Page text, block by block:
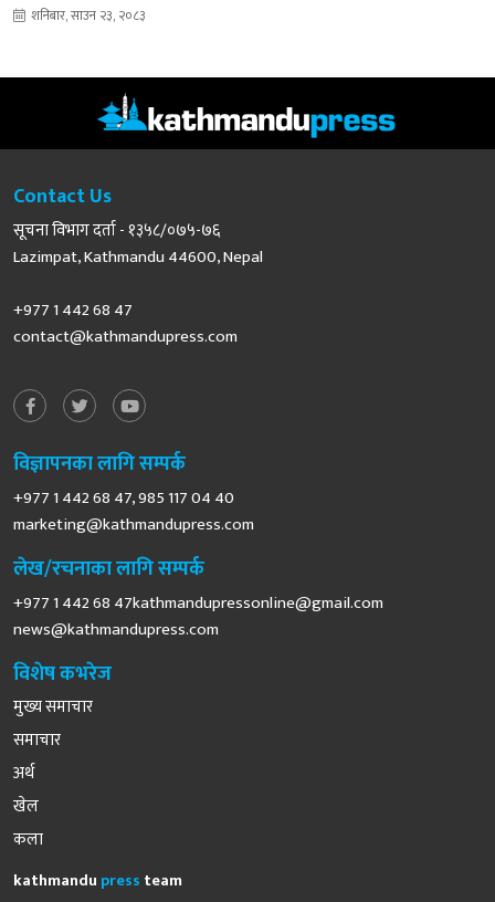
शनिबार, साउन २३, २०८३
Contact Us
सूचना विभाग दर्ता - १३५८/०७५-७६
Lazimpat, Kathmandu 44600, Nepal
+977 1 442 68 47
contact@kathmandupress.com
विज्ञापनका लागि सम्पर्क
+977 1 442 68 47, 985 117 04 40
marketing@kathmandupress.com
लेख/रचनाका लागि सम्पर्क
+977 1 442 68 47kathmandupressonline@gmail.com
news@kathmandupress.com
विशेष कभरेज
मुख्य समाचार
समाचार
अर्थ
खेल
कला
kathmandu press team